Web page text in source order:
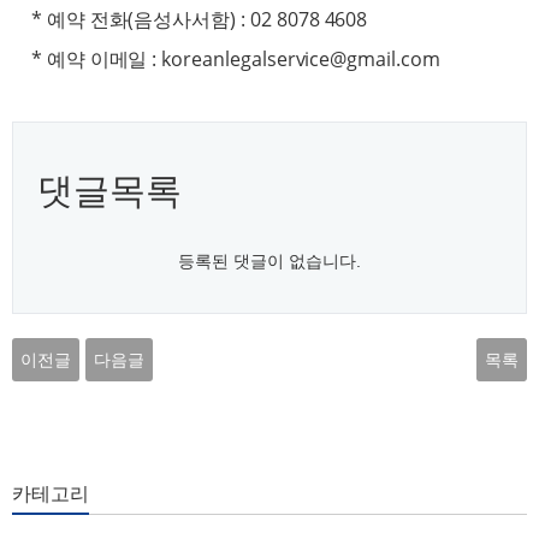
* 예약 전화(음성사서함) : 02 8078 4608
* 예약 이메일 : koreanlegalservice@gmail.com
댓글목록
등록된 댓글이 없습니다.
이전글 다음글 목록
카테고리